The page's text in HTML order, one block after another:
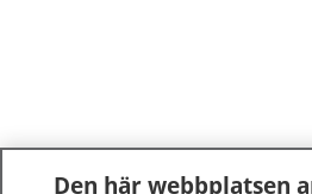
Den här webbplatsen